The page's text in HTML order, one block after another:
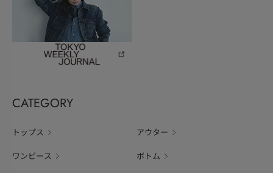
CATEGORY
トップス アウター
ワンピース ボトム